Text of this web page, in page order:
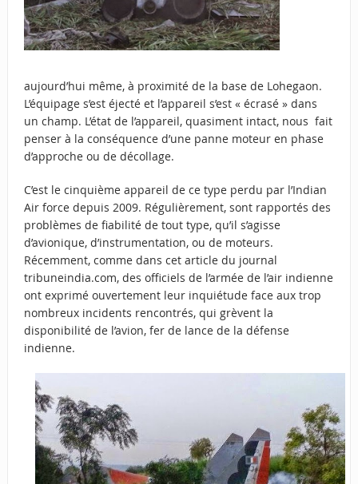
aujourd’hui même, à proximité de la base de Lohegaon.
L’équipage s’est éjecté et l’appareil s’est « écrasé » dans
un champ. L’état de l’appareil, quasiment intact, nous fait
penser à la conséquence d’une panne moteur en phase
d’approche ou de décollage.
C’est le cinquième appareil de ce type perdu par l’Indian
Air force depuis 2009. Régulièrement, sont rapportés des
problèmes de fiabilité de tout type, qu’il s’agisse
d’avionique, d’instrumentation, ou de moteurs.
Récemment, comme dans cet article du journal
tribuneindia.com, des officiels de l’armée de l’air indienne
ont exprimé ouvertement leur inquiétude face aux trop
nombreux incidents rencontrés, qui grèvent la
disponibilité de l’avion, fer de lance de la défense
indienne.